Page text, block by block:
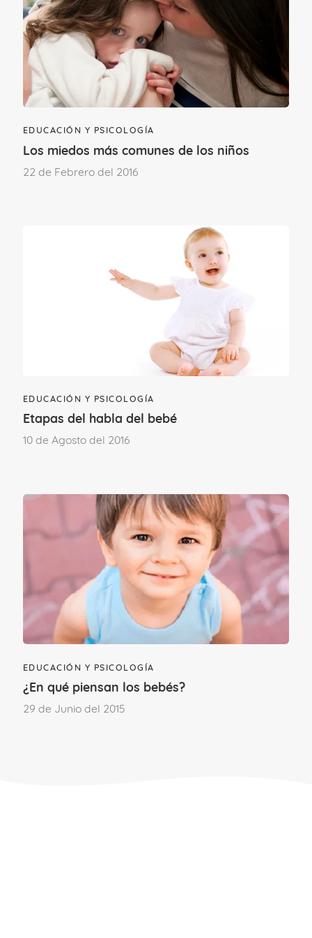
ÚNETE AL CLUB
EDUCACIÓN Y PSICOLOGÍA
Los miedos más comunes de los niños
22 de Febrero del 2016
EDUCACIÓN Y PSICOLOGÍA
Etapas del habla del bebé
10 de Agosto del 2016
EDUCACIÓN Y PSICOLOGÍA
¿En qué piensan los bebés?
29 de Junio del 2015